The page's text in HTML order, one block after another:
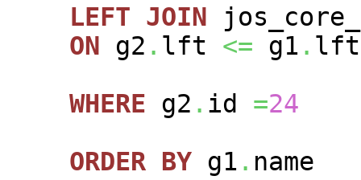
LEFT JOIN
ON g2 . lft <= g1 . lft
WHERE g2 . id =24
ORDER BY g1 . name